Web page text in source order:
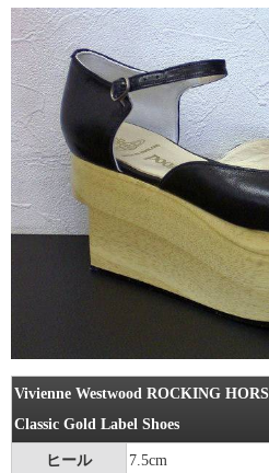
Vivienne Westwood ROCKING
Classic Gold Label Shoes
ヒール 7.5cm